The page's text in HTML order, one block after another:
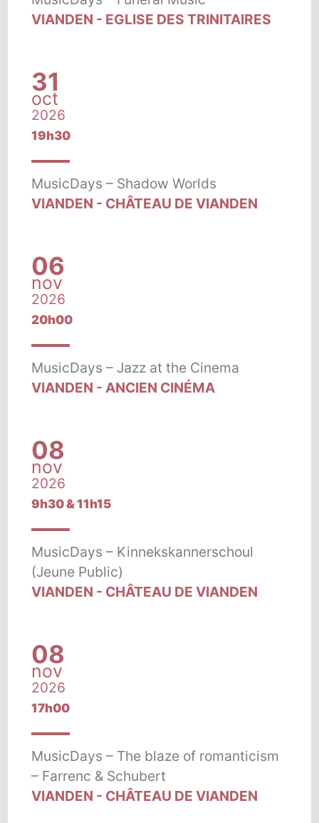
VIANDEN - EGLISE DES TRINITAIRES
31
oct
2026
19h30
MusicDays – Shadow Worlds
VIANDEN - CHÂTEAU DE VIANDEN
06
nov
2026
20h00
MusicDays – Jazz at the Cinema
VIANDEN - ANCIEN CINÉMA
08
nov
2026
9h30 & 11h15
MusicDays – Kinnekskannerschoul
(Jeune Public)
VIANDEN - CHÂTEAU DE VIANDEN
08
nov
2026
17h00
MusicDays – The blaze of romanticism
– Farrenc & Schubert
VIANDEN - CHÂTEAU DE VIANDEN